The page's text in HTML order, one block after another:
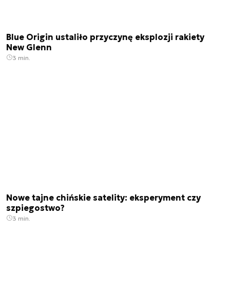
Blue Origin ustaliło przyczynę eksplozji rakiety
New Glenn
3 min.
Nowe tajne chińskie satelity: eksperyment czy
szpiegostwo?
3 min.